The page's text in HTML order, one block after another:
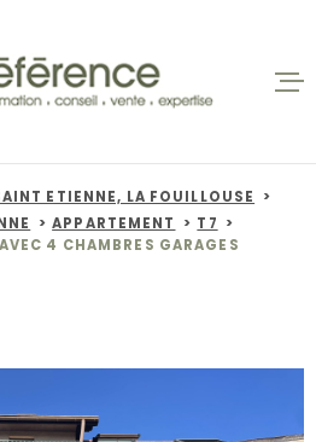
ACCUEIL
VENTES
BIENS
NOS
ETIENNE, LA FOUILLOUSE
APPARTEMENT
T7
4 CHAMBRES GARAGES